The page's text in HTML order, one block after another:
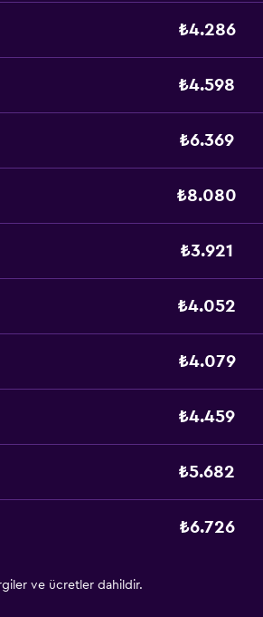
₺4.286
₺4.598
₺6.369
₺8.080
₺3.921
₺4.052
₺4.079
₺4.459
₺5.682
₺6.726
ve ücretler dahildir.